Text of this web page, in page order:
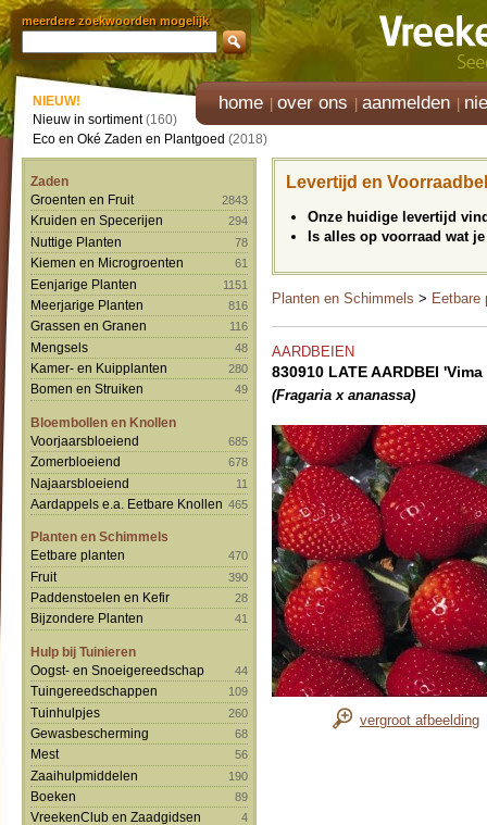
meerdere zoekwoorden mogelijk
home over ons aanmelden
NIEUW!
Nieuw in sortiment(160)
Eco en Oké Zaden en Plantgoed (2018)
Zaden
Groenten en Fruit
2843
Kruiden en Specerijen 294
Nuttige Planten 78
Kiemen en Microgroenten 61
Eenjarige Planten 1151
Meerjarige Planten 816
Grassen en Granen 116
Mengsels 48
Kamer- en Kuipplanten 280
Bomen en Struiken 49
Bloembollen en Knollen
Voorjaarsbloeiend
685
Zomerbloeiend 678
Najaarsbloeiend 11
Aardappels e.a. Eetbare Knollen 465
Planten en Schimmels
Eetbare planten
470
Fruit 390
Paddenstoelen en Kefir 28
Bijzondere Planten 41
Hulp bij Tuinieren
Oogst- en Snoeigereedschap
44
Tuingereedschappen 109
Tuinhulpjes 260
Gewasbescherming 68
Mest 56
Zaaihulpmiddelen 190
Boeken 89
VreekenClub en Zaadgidsen 4
Levertijd en
Onze huidige levertijd
Is alles op voorraad wat
Planten en Schimmels > Eetbare
AARDBEIEN
830910 LATE AARDBEI 'Vima
(Fragaria x ananassa)
vergroot afbeelding